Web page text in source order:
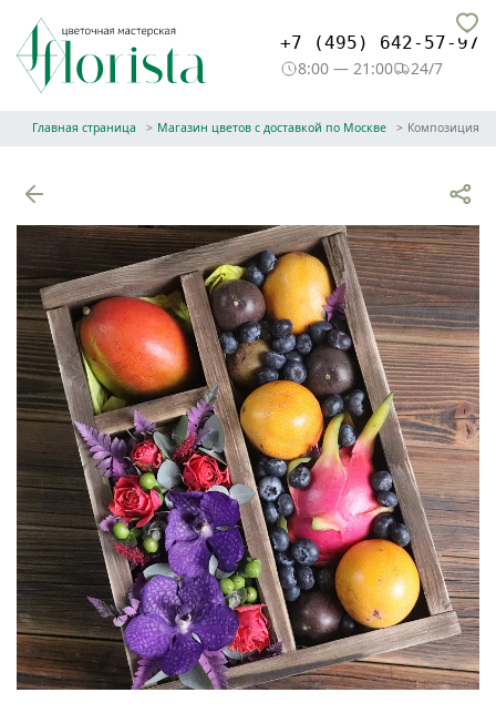
+7 (495) 642-57-97
8:00 — 21:00
24/7
Главная страница Магазин цветов с доставкой по Москве Композиция в